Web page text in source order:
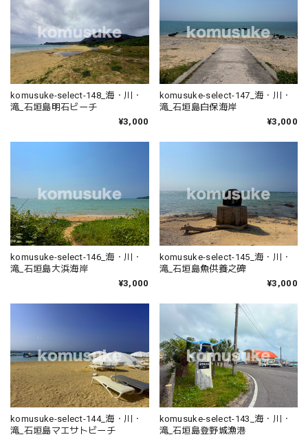
komusuke-select-148_海・川・
滝_石垣島明石ビーチ
¥3,000
komusuke-select-147_海・川・
滝_石垣島白保海岸
¥3,000
komusuke-select-146_海・川・
滝_石垣島大浜海岸
¥3,000
komusuke-select-145_海・川・
滝_石垣島魚供養之碑
¥3,000
komusuke-select-144_海・川・
滝_石垣島マエサトビーチ
komusuke-select-143_海・川・
滝_石垣島登野城漁港